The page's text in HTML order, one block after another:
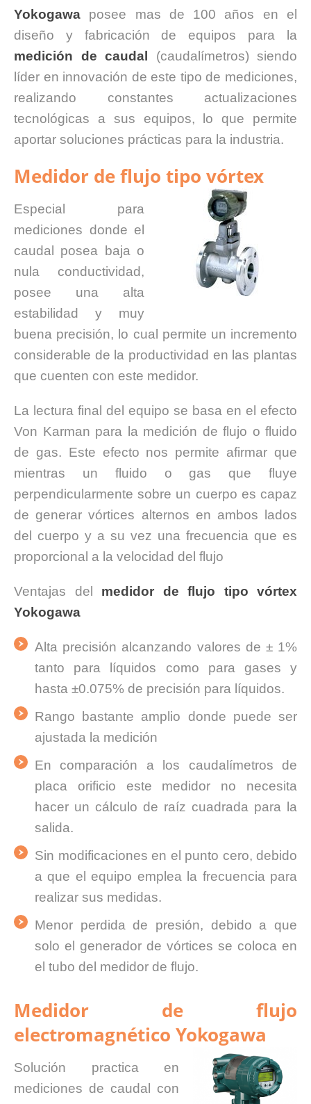
Yokogawa posee mas de 100 años en el
diseño y fabricación de equipos para la
medición de caudal (caudalímetros) siendo
líder en innovación de este tipo de mediciones,
realizando constantes actualizaciones
tecnológicas a sus equipos, lo que permite
aportar soluciones prácticas para la industria.
Medidor de flujo tipo vórtex
Especial para
mediciones donde el
caudal posea baja o
nula conductividad,
posee una alta
estabilidad y muy
buena precisión, lo cual permite un incremento
considerable de la productividad en las plantas
que cuenten con este medidor.
La lectura final del equipo se basa en el efecto
Von Karman para la medición de flujo o fluido
de gas. Este efecto nos permite afirmar que
mientras un fluido o gas que fluye
perpendicularmente sobre un cuerpo es capaz
de generar vórtices alternos en ambos lados
del cuerpo y a su vez una frecuencia que es
proporcional a la velocidad del flujo
Ventajas del medidor de flujo tipo vórtex
Yokogawa
Alta precisión alcanzando valores de ± 1%
tanto para líquidos como para gases y
hasta ±0.075% de precisión para líquidos.
Rango bastante amplio donde puede ser
ajustada la medición
En comparación a los caudalímetros de
placa orificio este medidor no necesita
hacer un cálculo de raíz cuadrada para la
salida.
Sin modificaciones en el punto cero, debido
a que el equipo emplea la frecuencia para
realizar sus medidas.
Menor perdida de presión, debido a que
solo el generador de vórtices se coloca en
el tubo del medidor de flujo.
Medidor de flujo
electromagnético Yokogawa
Solución practica en
mediciones de caudal con